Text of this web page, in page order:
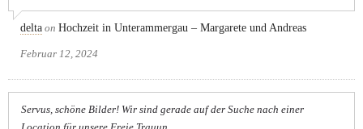
delta on Hochzeit in Unterammergau – Margarete und Andreas
Februar 12, 2024
Servus, schöne Bilder! Wir sind gerade auf der Suche nach einer